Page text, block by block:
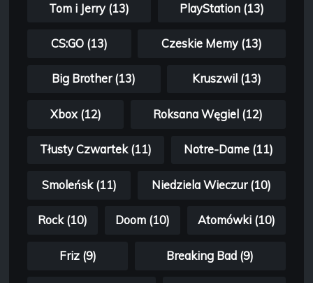
Tom i Jerry (13) PlayStation (13)
CS:GO (13) Czeskie Memy (13)
Big Brother (13) Kruszwil (13)
Xbox (12) Roksana Węgiel (12)
Tłusty Czwartek (11) Notre-Dame (11)
Smoleńsk (11) Niedziela Wieczur (10)
Rock (10) Doom (10) Atomówki (10)
Friz (9) Breaking Bad (9)